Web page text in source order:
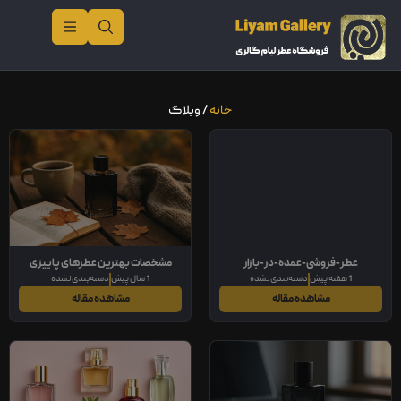
خانه/ وبلاگ
عطر-فروشی-عمده-در-بازار
1 هفته پیش دسته‌بندی نشده
مشاهده مقاله
مشخصات بهترین عطرهای پاییزی
مردانه
1 سال پیش دسته‌بندی نشده
مشاهده مقاله